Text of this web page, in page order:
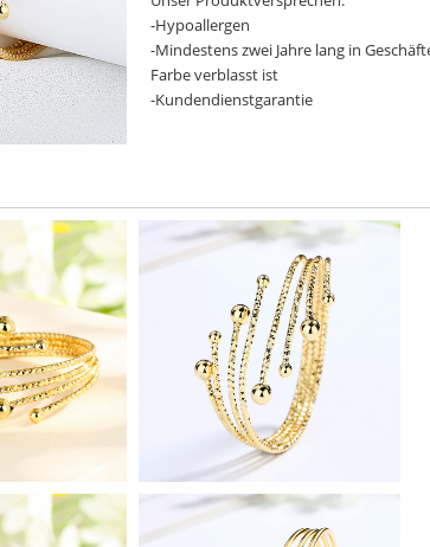
-Hypoallergen
-Mindestens zwei Jahre lang in
Farbe verblasst ist
-Kundendienstgarantie